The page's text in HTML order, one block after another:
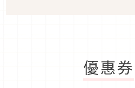
優惠券